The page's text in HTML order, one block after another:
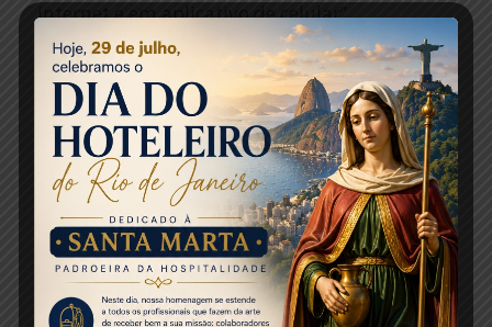
internet e em aplicativo de celular”.
Durante a audiência, o deputado Herculano
Passos foi convidado para integral o conselho
editorial do canal. Além dele, outros 12
representantes de diferentes setores do
turismo serão responsáveis por orientar e
sugerir temas para a programação.
A TV Trip terá programas com dicas,
documentários, talk shows, entrevistas e